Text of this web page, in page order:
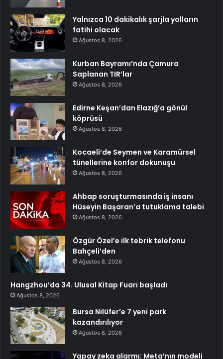
Yalnızca 10 dakikalık şarjla yolların
fatihi olacak
Ağustos 8, 2026
Kurban Bayramı’nda Çamura
Saplanan TIR’lar
Ağustos 8, 2026
Edirne Keşan’dan Elazığ’a gönül
köprüsü
Ağustos 8, 2026
Kocaeli’de Seymen ve Karamürsel
tünellerine konfor dokunuşu
Ağustos 8, 2026
Ahbap soruşturmasında iş insanı
Hüseyin Başaran’a tutuklama talebi
Ağustos 8, 2026
Özgür Özel’e ilk tebrik telefonu
Bahçeli’den
Ağustos 8, 2026
Hangzhou’da 34. Ulusal Kitap Fuarı başladı
Ağustos 8, 2026
Bursa Nilüfer’e 7 yeni park
kazandırılıyor
Ağustos 8, 2026
Yapay zeka alarmı: Meta’nın modeli